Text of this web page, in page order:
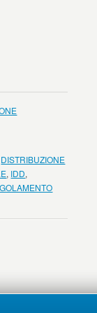
DISTRIBUZIONE
, IDD,